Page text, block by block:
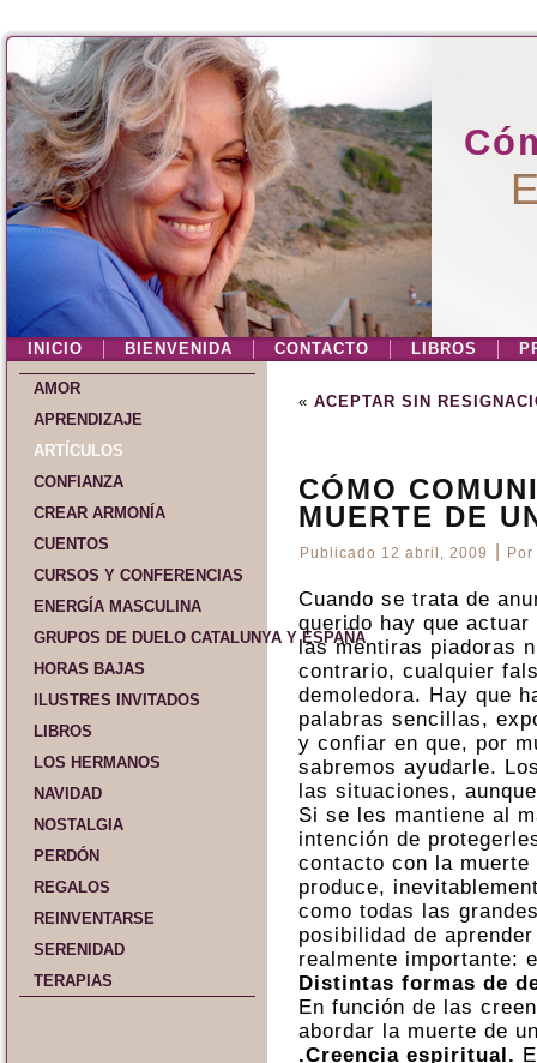
INICIO BIENVENIDA CONTACTO LIBROS
AMOR
APRENDIZAJE
ARTÍCULOS
CONFIANZA
CREAR ARMONÍA
CUENTOS
CURSOS Y CONFERENCIAS
ENERGÍA MASCULINA
GRUPOS DE DUELO CATALUNYA Y ESPAÑA
HORAS BAJAS
ILUSTRES INVITADOS
LIBROS
LOS HERMANOS
NAVIDAD
NOSTALGIA
PERDÓN
REGALOS
REINVENTARSE
SERENIDAD
TERAPIAS
« ACEPTAR SIN
CÓMO
MUERTE DE
Publicado 12 abril, 2009 Por
Cuando se trata de
querido hay que
las mentiras piadoras
contrario, cualquier
demoledora. Hay que
palabras sencillas,
y confiar en que, por
sabremos ayudarle.
las situaciones,
Si se les mantiene al
intención de
contacto con la muerte
produce,
como todas las
posibilidad de
realmente importante:
Distintas formas de
En función de las
abordar la muerte de
.Creencia espiritual.